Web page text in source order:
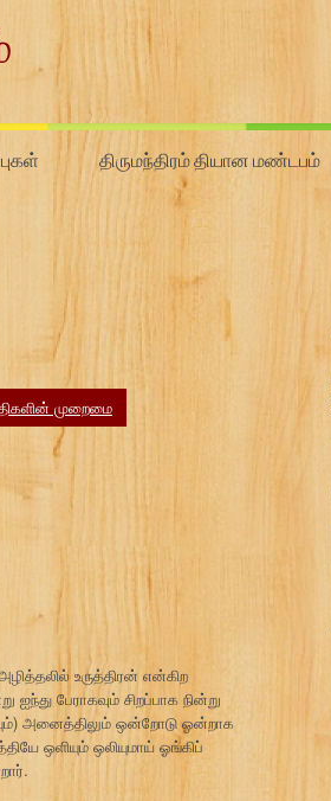
திருமந்திரம் தியான மண்டபம்
முறைமை
உருத்திரன் என்கிற
பேராகவும் சிறப்பாக நின்று
அனைத்திலும் ஒன்றோடு ஒன்றாக
ஒளியும் ஒலியுமாய் ஓங்கிப்